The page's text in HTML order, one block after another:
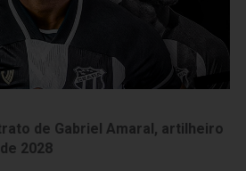
de Gabriel Amaral, artilheiro
2028